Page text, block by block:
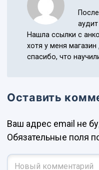
Нашла ссылки с
хотя у меня
спасибо, что
Оставить
Ваш адрес email не
Обязательные поля
Ваш комментарий